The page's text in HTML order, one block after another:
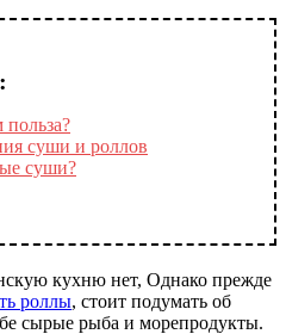
суши и роллов
суши?
кухню нет, Однако прежде
роллы, стоит подумать об
сырые рыба и морепродукты.